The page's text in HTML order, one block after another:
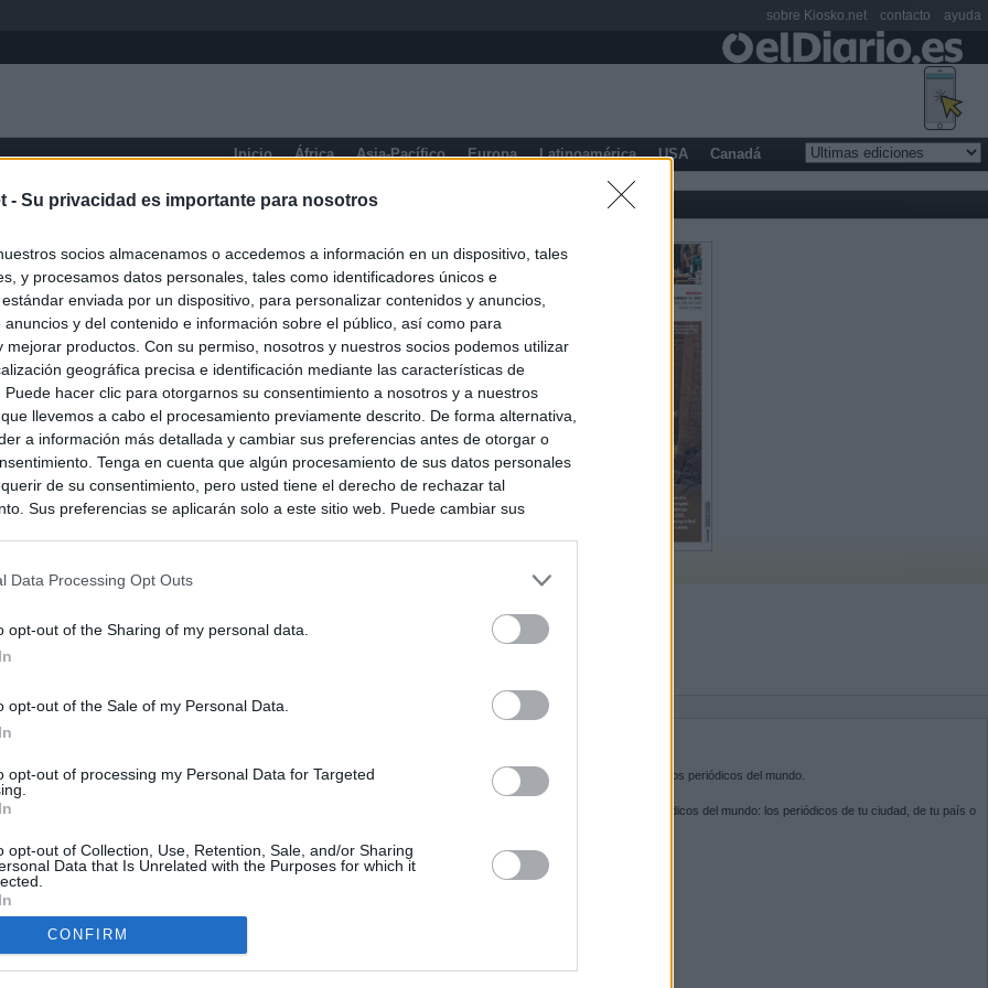
- Su privacidad es importante para nosotros
socios almacenamos o accedemos a información en un dispositivo, tales
y procesamos datos personales, tales como identificadores únicos e
enviada por un dispositivo, para personalizar contenidos y anuncios,
anuncios y del contenido e información sobre el público, así como para
mejorar productos. Con su permiso, nosotros y nuestros socios podemos utilizar
geográfica precisa e identificación mediante las características de
Puede hacer clic para otorgarnos su consentimiento a nosotros y a nuestros
llevemos a cabo el procesamiento previamente descrito. De forma alternativa,
a información más detallada y cambiar sus preferencias antes de otorgar o
Tenga en cuenta que algún procesamiento de sus datos personales
de su consentimiento, pero usted tiene el derecho de rechazar tal
Sus preferencias se aplicarán solo a este sitio web. Puede cambiar sus
Data Processing Opt Outs
opt-out of the Sharing of my personal data.
opt-out of the Sale of my Personal Data.
opt-out of processing my Personal Data for Targeted
opt-out of Collection, Use, Retention, Sale, and/or Sharing
Data that Is Unrelated with the Purposes for which it
CONFIRM
Inicio África Asia-Pacífico Europa Latinoamérica USA Canadá
de Ayuso de las instituciones de la Comunidad de Madrid
no logró venderlo
con Meloni y entra al choque con Italia tras calmar al resto de
en la crisis entre España e Italia: “Es ridículo que
Kiosko.net es la puerta de entrada a los periódicos del mundo.
Navega por las portadas de los periódicos del mundo: los periódicos de tu ciudad, de tu país o
SÍGUENOS
sobre Kiosko.net contacto ayuda